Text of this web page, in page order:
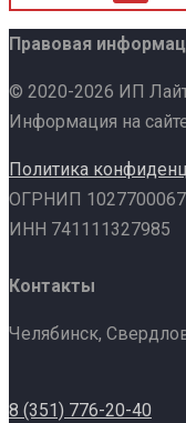
Правовая
© 2020-2026 ИП
Информация на
Политика
ОГРНИП
ИНН 741111327985
Контакты
Челябинск,
8 (351) 776-20-40